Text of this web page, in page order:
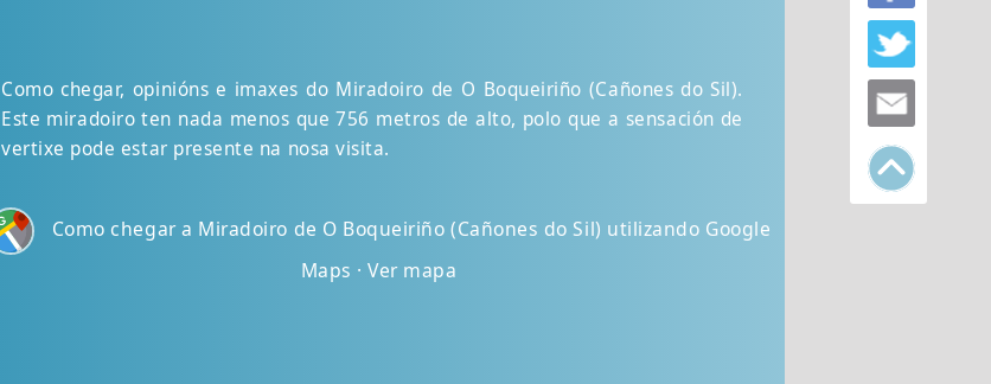
Como chegar, opinións e imaxes do Miradoiro de O Boqueiriño (Cañones do Sil).
Este miradoiro ten nada menos que 756 metros de alto, polo que a sensación de
vertixe pode estar presente na nosa visita.
Como chegar a Miradoiro de O Boqueiriño (Cañones do Sil) utilizando Google
Maps · Ver mapa